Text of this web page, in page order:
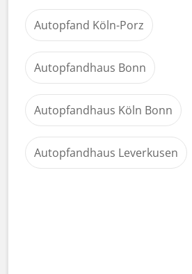
Autopfand Köln-Porz
Autopfandhaus Bonn
Autopfandhaus Köln Bonn
Autopfandhaus Leverkusen